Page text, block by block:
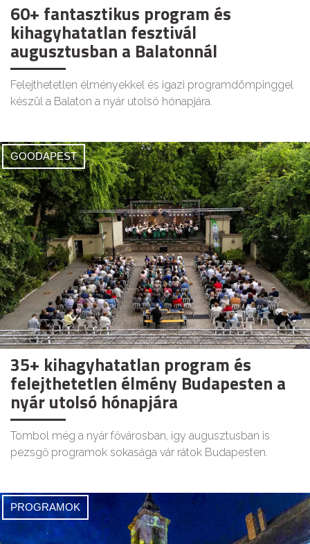
60+ fantasztikus program és
kihagyhatatlan fesztivál
augusztusban a Balatonnál
Felejthetetlen élményekkel és igazi programdömpinggel
készül a Balaton a nyár utolsó hónapjára.
GOODAPEST
35+ kihagyhatatlan program és
felejthetetlen élmény Budapesten a
nyár utolsó hónapjára
Tombol még a nyár fővárosban, így augusztusban is
pezsgő programok sokasága vár rátok Budapesten.
PROGRAMOK